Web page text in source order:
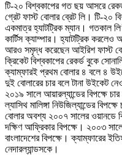
টি-২০ বিশ্বকাপের গত ছয় আসরে
গ্রেট ফাস্ট বোলার ব্রেট লি। টি-২০
একমাত্র হ্যাটট্রিক ম্যান। গতকাল
কার্টিস ক্যাম্পার। হ্যাটট্রিক
আরও সমৃদ্ধ করেছেন আইরিশ ফাস্ট
ক্রিকেট বিশ্বকাপের রেকর্ড বুকে
ক্যাম্ফারই প্রথম বোলার ৪ বলে ৪
দুই বোলারের চার বলে টানা উইকেট
২০১৯ সালে আয়ারল্যান্ডের বিপক্ষে
ল্যাসিথ মালিঙ্গা নিউজিল্যান্ডের
বোলার অবশ্য ২০০৭ সালের ওয়ানডে
দক্ষিণ আফ্রিকার বিপক্ষে। ২০০৩ সালে
বাংলাদেশের বিপক্ষে। ক্যাম্ফারের
নেদারল্যান্ডসকে।